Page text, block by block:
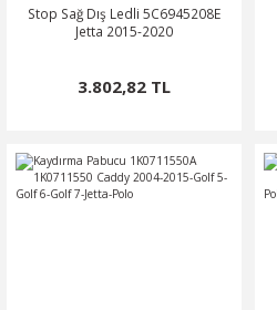
Stop Sağ Dış Ledli 5C6945208E
Jetta 2015-2020
3.802,82 TL